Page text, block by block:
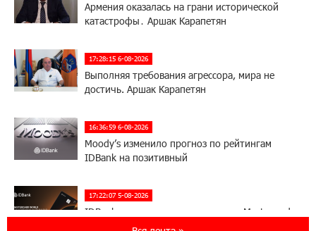
Армения оказалась на грани исторической
катастрофы․ Аршак Карапетян
17:28:15 6-08-2026
Выполняя требования агрессора, мира не
достичь. Аршак Карапетян
16:36:59 6-08-2026
Moody’s изменило прогноз по рейтингам
IDBank на позитивный
17:22:07 5-08-2026
IDBank представляет новую карту Mastercard
World с преимуществами для путешествий и